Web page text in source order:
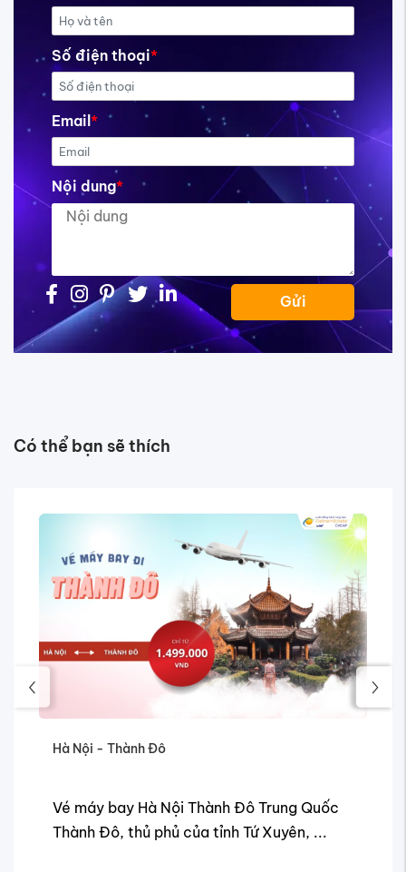
Số điện thoại*
Email*
Nội dung*
Gửi
Có thể bạn sẽ thích
Hà Nội - Thành Đô
Vé máy bay Hà Nội Thành Đô Trung Quốc
Thành Đô, thủ phủ của tỉnh Tứ Xuyên, ...